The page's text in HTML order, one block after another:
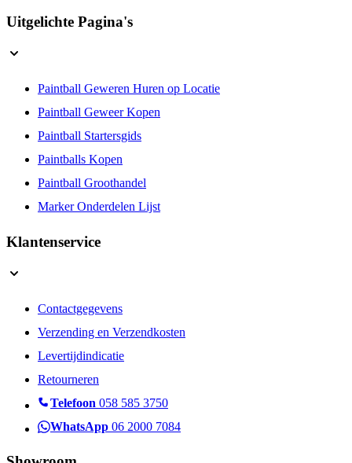
Uitgelichte Pagina's
Paintball Geweren Huren op Locatie
Paintball Geweer Kopen
Paintball Startersgids
Paintballs Kopen
Paintball Groothandel
Marker Onderdelen Lijst
Klantenservice
Contactgegevens
Verzending en Verzendkosten
Levertijdindicatie
Retourneren
Telefoon 058 585 3750
WhatsApp 06 2000 7084